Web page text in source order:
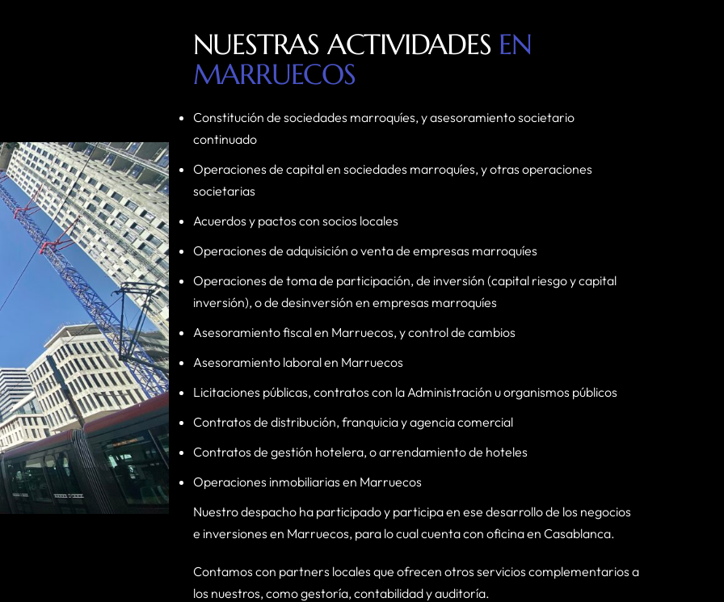
NUESTRAS ACTIVIDADES EN
MARRUECOS
Constitución de sociedades marroquíes, y asesoramiento societario
continuado
Operaciones de capital en sociedades marroquíes, y otras operaciones
societarias
Acuerdos y pactos con socios locales
Operaciones de adquisición o venta de empresas marroquíes
Operaciones de toma de participación, de inversión (capital riesgo y capital
inversión), o de desinversión en empresas marroquíes
Asesoramiento fiscal en Marruecos, y control de cambios
Asesoramiento laboral en Marruecos
Licitaciones públicas, contratos con la Administración u organismos públicos
Contratos de distribución, franquicia y agencia comercial
Contratos de gestión hotelera, o arrendamiento de hoteles
Operaciones inmobiliarias en Marruecos
Nuestro despacho ha participado y participa en ese desarrollo de los negocios
e inversiones en Marruecos, para lo cual cuenta con oficina en Casablanca.
Contamos con partners locales que ofrecen otros servicios complementarios a
los nuestros, como gestoría, contabilidad y auditoría.